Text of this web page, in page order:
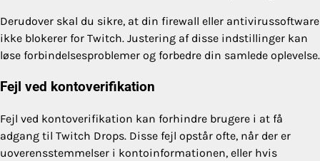
Derudover skal du sikre, at din firewall eller antivirussoftware
ikke blokerer for Twitch. Justering af disse indstillinger kan
løse forbindelsesproblemer og forbedre din samlede oplevelse.
Fejl ved kontoverifikation
Fejl ved kontoverifikation kan forhindre brugere i at få
adgang til Twitch Drops. Disse fejl opstår ofte, når der er
uoverensstemmelser i kontoinformationen, eller hvis